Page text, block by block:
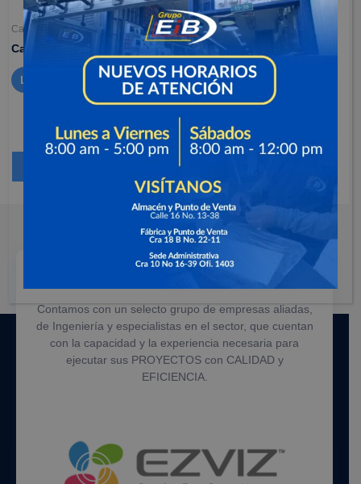
Camaras de seguridad
Camaras con baterias – BC2
Leer más
Camaras de seguridad
Camaras con baterias –
Panel solar de carga
Leer más
Nuestras Marcas y aliados
Contamos con un selecto grupo de empresas aliadas,
de Ingeniería y especialistas en el sector, que cuentan
con la capacidad y la experiencia necesaria para
ejecutar sus PROYECTOS con CALIDAD y
EFICIENCIA.